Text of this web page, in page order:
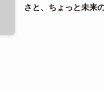
さと、ちょっと未来